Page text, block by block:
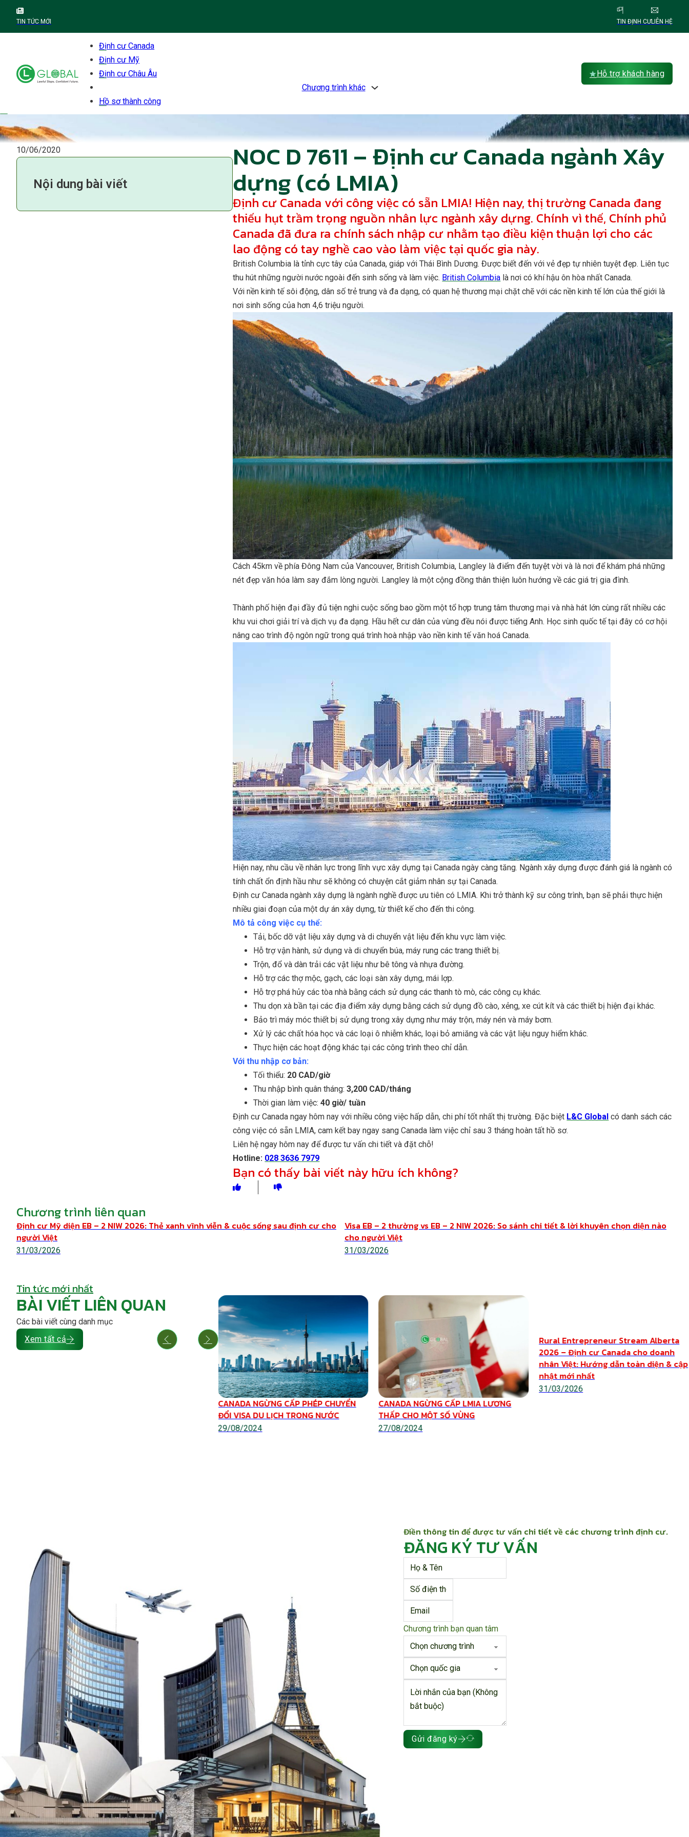
TIN TỨC MỚI TIN ĐỊNH CƯLIÊN HỆ
Định cư Canada
Định cư Mỹ
Định cư Châu Âu
Chương trình khác
Hồ sơ thành công
Hỗ trợ khách hàng
10/06/2020
Nội dung bài viết
NOC D 7611 – Định cư Canada ngành Xây
dựng (có LMIA)
Định cư Canada với công việc có sẵn LMIA! Hiện nay, thị trường Canada đang
thiếu hụt trầm trọng nguồn nhân lực ngành xây dựng. Chính vì thế, Chính phủ
Canada đã đưa ra chính sách nhập cư nhằm tạo điều kiện thuận lợi cho các
lao động có tay nghề cao vào làm việc tại quốc gia này.
British Columbia là tỉnh cực tây của Canada, giáp với Thái Bình Dương. Được biết đến với vẻ đẹp tự nhiên tuyệt đẹp. Liên tục
thu hút những người nước ngoài đến sinh sống và làm việc. British Columbia là nơi có khí hậu ôn hòa nhất Canada.
Với nền kinh tế sôi động, dân số trẻ trung và đa dạng, có quan hệ thương mại chặt chẽ với các nền kinh tế lớn của thế giới là
nơi sinh sống của hơn 4,6 triệu người.
Cách 45km về phía Đông Nam của Vancouver, British Columbia, Langley là điểm đến tuyệt vời và là nơi để khám phá những
nét đẹp văn hóa làm say đắm lòng người. Langley là một cộng đồng thân thiện luôn hướng về các giá trị gia đình.
Thành phố hiện đại đầy đủ tiện nghi cuộc sống bao gồm một tổ hợp trung tâm thương mại và nhà hát lớn cùng rất nhiều các
khu vui chơi giải trí và dịch vụ đa dạng. Hầu hết cư dân của vùng đều nói được tiếng Anh. Học sinh quốc tế tại đây có cơ hội
nâng cao trình độ ngôn ngữ trong quá trình hoà nhập vào nền kinh tế văn hoá Canada.
Hiện nay, nhu cầu về nhân lực trong lĩnh vực xây dựng tại Canada ngày càng tăng. Ngành xây dựng được đánh giá là ngành có
tính chất ổn định hầu như sẽ không có chuyện cắt giảm nhân sự tại Canada.
Định cư Canada ngành xây dựng là ngành nghề được ưu tiên có LMIA. Khi trở thành kỹ sư công trình, bạn sẽ phải thực hiện
nhiều giai đoạn của một dự án xây dựng, từ thiết kế cho đến thi công.
Mô tả công việc cụ thể:
Tải, bốc dỡ vật liệu xây dựng và di chuyển vật liệu đến khu vực làm việc.
Hỗ trợ vận hành, sử dụng và di chuyển búa, máy rung các trang thiết bị.
Trộn, đổ và dàn trải các vật liệu như bê tông và nhựa đường.
Hỗ trợ các thợ mộc, gạch, các loại sàn xây dựng, mái lợp.
Hỗ trợ phá hủy các tòa nhà bằng cách sử dụng các thanh tò mò, các công cụ khác.
Thu dọn xà bần tại các địa điểm xây dựng bằng cách sử dụng đồ cào, xẻng, xe cút kít và các thiết bị hiện đại khác.
Bảo trì máy móc thiết bị sử dụng trong xây dựng như máy trộn, máy nén và máy bơm.
Xử lý các chất hóa học và các loại ô nhiễm khác, loại bỏ amiăng và các vật liệu nguy hiểm khác.
Thực hiện các hoạt động khác tại các công trình theo chỉ dẫn.
Với thu nhập cơ bản:
Tối thiểu: 20 CAD/giờ
Thu nhập bình quân tháng:3,200 CAD/tháng
Thời gian làm việc:40 giờ/ tuần
Định cư Canada ngay hôm nay với nhiều công việc hấp dẫn, chi phí tốt nhất thị trường. Đặc biệt L&C Global có danh sách các
công việc có sẵn LMIA, cam kết bay ngay sang Canada làm việc chỉ sau 3 tháng hoàn tất hồ sơ.
Liên hệ ngay hôm nay để được tư vấn chi tiết và đặt chỗ!
Hotline: 028 3636 7979
Bạn có thấy bài viết này hữu ích không?
Chương trình liên quan
Định cư Mỹ diện EB – 2 NIW 2026: Thẻ xanh vĩnh viễn & cuộc sống sau định cư cho
người Việt
31/03/2026
Visa EB – 2 thường vs EB – 2 NIW 2026: So sánh chi tiết & lời khuyên chọn diện nào
cho người Việt
31/03/2026
Tin tức mới nhất
BÀI VIẾT LIÊN QUAN
Các bài viết cùng danh mục
Xem tất cả
Cơ hội
Cách chuẩn bị hồ sơ EB – 2 NIW & Quy
CANADA NGỪNG CẤP PHÉP CHUYỂN
ĐỔI VISA DU LỊCH TRONG NƯỚC
29/08/2024
CANADA NGỪNG CẤP LMIA LƯƠNG
THẤP CHO MỘT SỐ VÙNG
27/08/2024
Rural Entrepreneur Stream Alberta
2026 – Định cư Canada cho doanh
nhân Việt: Hướng dẫn toàn diện & cập
nhật mới nhất
31/03/2026
Điền thông tin để được tư vấn chi tiết về các chương trình định cư.
ĐĂNG KÝ TƯ VẤN
Chương trình bạn quan tâm
Gửi đăng ký